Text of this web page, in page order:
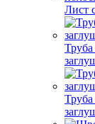
Лист
Труба